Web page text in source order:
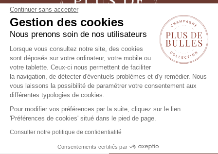
Suivez-nous !
Continuer sans accepter
Gestion des cookies
Nous prenons soin de nos utilisateurs
Lorsque vous consultez notre site, des cookies
sont déposés sur votre ordinateur, votre mobile ou
votre tablette. Ceux-ci nous permettent de faciliter
la navigation, de détecter d'éventuels problèmes et d'y remédier. Nous
vous laissons la possibilité de paramétrer votre consentement aux
différentes typologies de cookies.
Pour modifier vos préférences par la suite, cliquez sur le lien
'Préférences de cookies' situé dans le pied de page.
Consulter notre politique de confidentialité
Consentements certifiés par